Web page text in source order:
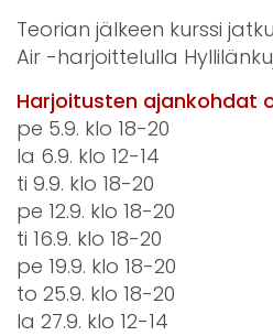
Teorian jälkeen kurssi
Air -harjoittelulla
Harjoitusten ajankohdat
pe 5.9. klo 18-20
la 6.9. klo 12-14
ti 9.9. klo 18-20
pe 12.9. klo 18-20
ti 16.9. klo 18-20
pe 19.9. klo 18-20
to 25.9. klo 18-20
la 27.9. klo 12-14